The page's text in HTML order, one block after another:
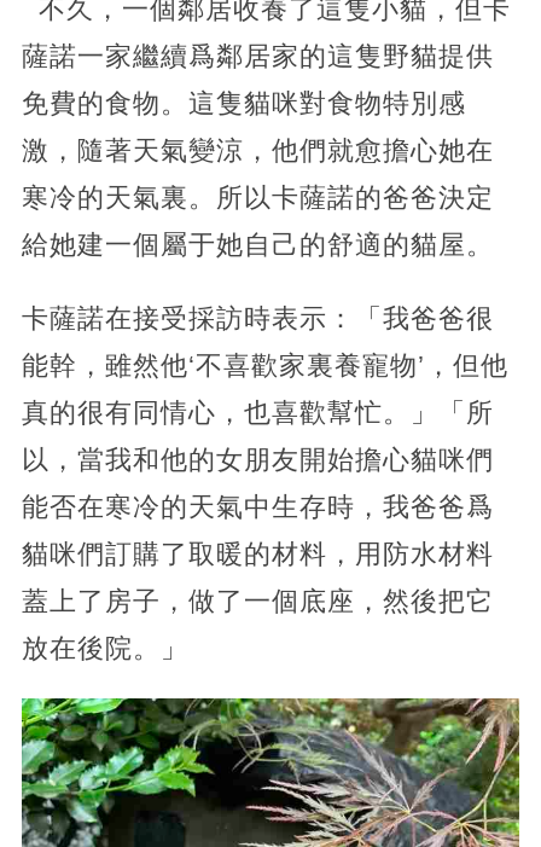
不久，一個鄰居收養了這隻小貓，但卡
薩諾一家繼續爲鄰居家的這隻野貓提供
免費的食物。這隻貓咪對食物特別感
激，隨著天氣變涼，他們就愈擔心她在
寒冷的天氣裏。所以卡薩諾的爸爸決定
給她建一個屬于她自己的舒適的貓屋。
卡薩諾在接受採訪時表示：「我爸爸很
能幹，雖然他‘不喜歡家裏養寵物’，但他
真的很有同情心，也喜歡幫忙。」「所
以，當我和他的女朋友開始擔心貓咪們
能否在寒冷的天氣中生存時，我爸爸爲
貓咪們訂購了取暖的材料，用防水材料
蓋上了房子，做了一個底座，然後把它
放在後院。」